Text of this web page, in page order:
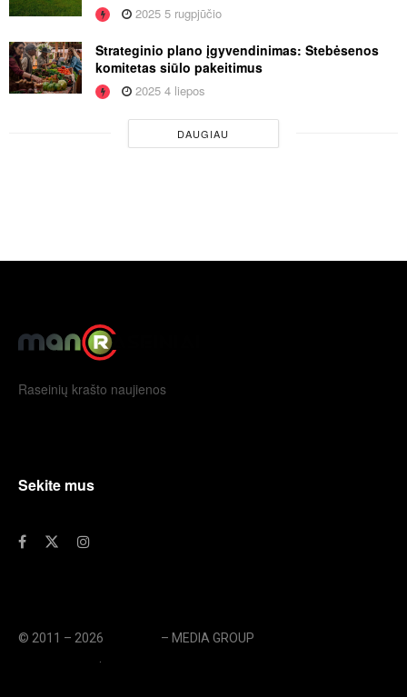
2025 5 rugpjūčio
Strateginio plano įgyvendinimas: Stebėsenos
komitetas siūlo pakeitimus
2025 4 liepos
DAUGIAU
Raseinių krašto naujienos
Sekite mus
© 2011 – 2026 – MEDIA GROUP